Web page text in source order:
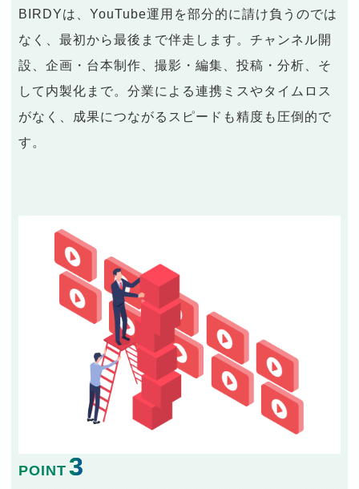
BIRDYは、YouTube運用を部分的に請け負うのでは
なく、最初から最後まで伴走します。チャンネル開
設、企画・台本制作、撮影・編集、投稿・分析、そ
して内製化まで。分業による連携ミスやタイムロス
がなく、成果につながるスピードも精度も圧倒的で
す。
POINT 3